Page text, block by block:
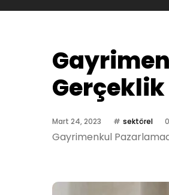
Gerçeklik
Mart 24, 2023 sektörel
Gayrimenkul